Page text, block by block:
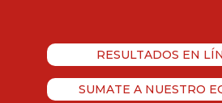
RESULTADOS EN
SUMATE A NUESTRO